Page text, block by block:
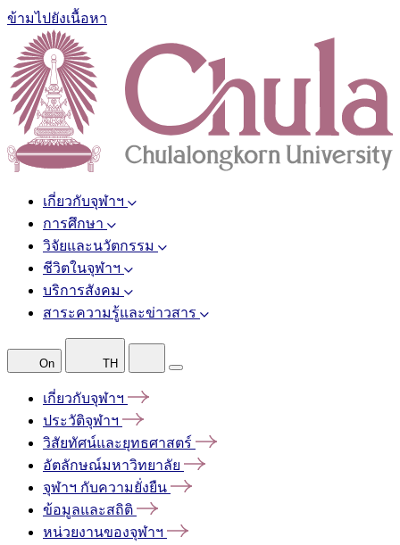
ข้ามไปยังเนื้อหา
เกี่ยวกับจุฬาฯ
การศึกษา
วิจัยและนวัตกรรม
ชีวิตในจุฬาฯ
บริการสังคม
สาระความรู้และข่าวสาร
On TH
เกี่ยวกับจุฬาฯ
ประวัติจุฬาฯ
วิสัยทัศน์และยุทธศาสตร์
อัตลักษณ์มหาวิทยาลัย
จุฬาฯ กับความยั่งยืน
ข้อมูลและสถิติ
หน่วยงานของจุฬาฯ